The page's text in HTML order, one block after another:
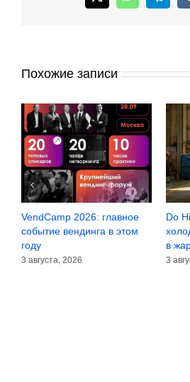
стоит
Похожие записи
VendCamp 2026: главное
событие вендинга в этом
году
3 августа, 2026
Do
в
3